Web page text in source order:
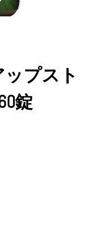
プスト
錠